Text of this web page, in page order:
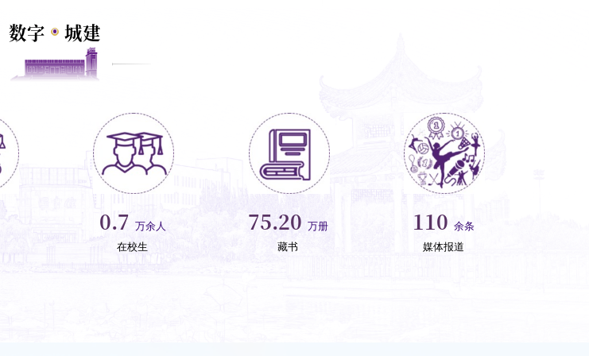
数字 城建
1.2 万余人
在校生
136.73 万册
藏书
200 余条
媒体报道